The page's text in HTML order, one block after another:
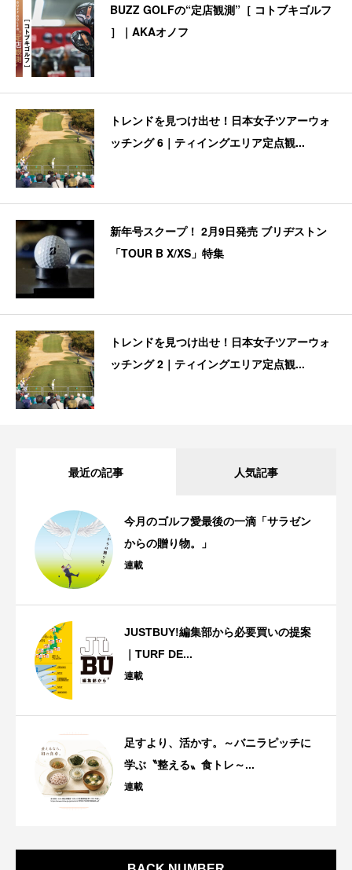
BUZZ GOLFの“定店観測”［ コトブキゴルフ
］｜AKAオノフ
トレンドを見つけ出せ！日本女子ツアーウォ
ッチング 6｜ティイングエリア定点観...
新年号スクープ！ 2月9日発売 ブリヂストン
「TOUR B X/XS」特集
トレンドを見つけ出せ！日本女子ツアーウォ
ッチング 2｜ティイングエリア定点観...
最近の記事 人気記事
今月のゴルフ愛最後の一滴「サラゼン
からの贈り物。」
連載
JUSTBUY!編集部から必要買いの提案
｜TURF DE...
連載
足すより、活かす。～バニラピッチに
学ぶ〝整える〟食トレ～...
連載